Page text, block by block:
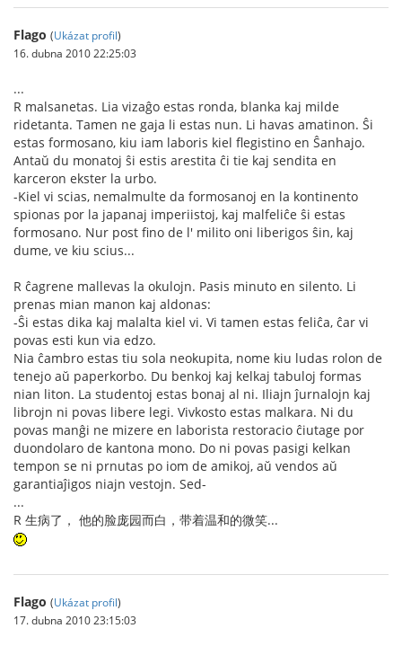
Flago (Ukázat profil)
16. dubna 2010 22:25:03
...
R malsanetas. Lia vizaĝo estas ronda, blanka kaj milde
ridetanta. Tamen ne gaja li estas nun. Li havas amatinon. Ŝi
estas formosano, kiu iam laboris kiel flegistino en Ŝanhajo.
Antaŭ du monatoj ŝi estis arestita ĉi tie kaj sendita en
karceron ekster la urbo.
-Kiel vi scias, nemalmulte da formosanoj en la kontinento
spionas por la japanaj imperiistoj, kaj malfeliĉe ŝi estas
formosano. Nur post fino de l' milito oni liberigos ŝin, kaj
dume, ve kiu scius...
R ĉagrene mallevas la okulojn. Pasis minuto en silento. Li
prenas mian manon kaj aldonas:
-Ŝi estas dika kaj malalta kiel vi. Vi tamen estas feliĉa, ĉar vi
povas esti kun via edzo.
Nia ĉambro estas tiu sola neokupita, nome kiu ludas rolon de
tenejo aŭ paperkorbo. Du benkoj kaj kelkaj tabuloj formas
nian liton. La studentoj estas bonaj al ni. Iliajn ĵurnalojn kaj
librojn ni povas libere legi. Vivkosto estas malkara. Ni du
povas manĝi ne mizere en laborista restoracio ĉiutage por
duondolaro de kantona mono. Do ni povas pasigi kelkan
tempon se ni prnutas po iom de amikoj, aŭ vendos aŭ
garantiaĵigos niajn vestojn. Sed-
...
R 生病了， 他的脸庞园而白，带着温和的微笑...
Flago (Ukázat profil)
17. dubna 2010 23:15:03